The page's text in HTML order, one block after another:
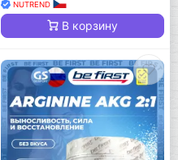
NUTREND
В корзину